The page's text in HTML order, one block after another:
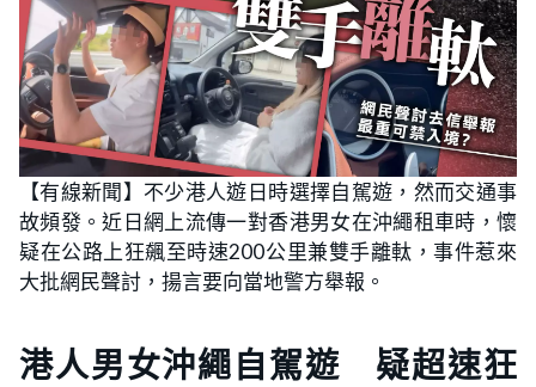
【有線新聞】不少港人遊日時選擇自駕遊，然而交通事
故頻發。近日網上流傳一對香港男女在沖繩租車時，懷
疑在公路上狂飆至時速200公里兼雙手離軚，事件惹來
大批網民聲討，揚言要向當地警方舉報。
港人男女沖繩自駕遊 疑超速狂